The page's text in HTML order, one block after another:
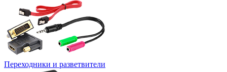
Переходники и разветвители